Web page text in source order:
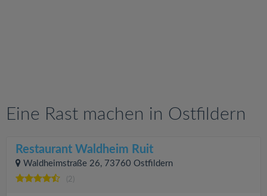
Eine Rast machen in Ostfildern
Restaurant Waldheim Ruit
Waldheimstraße 26, 73760 Ostfildern
(2)